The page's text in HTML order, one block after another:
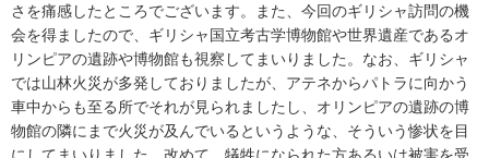
さを痛感したところでございます。また、今回のギリシャ訪問の機
会を得ましたので、ギリシャ国立考古学博物館や世界遺産であるオ
リンピアの遺跡や博物館も視察してまいりました。なお、ギリシャ
では山林火災が多発しておりましたが、アテネからパトラに向かう
車中からも至る所でそれが見られましたし、オリンピアの遺跡の博
物館の隣にまで火災が及んでいるというような、そういう惨状を目
にしてまいりました。改めて、犠牲になられた方あるいは被害を受